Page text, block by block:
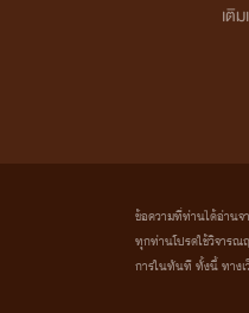
เติ
ข้อความที่ท่านได้อ่านจ
ทุกท่านโปรดใช้วิจาร
การในทันที ทั้งนี้ ทาง